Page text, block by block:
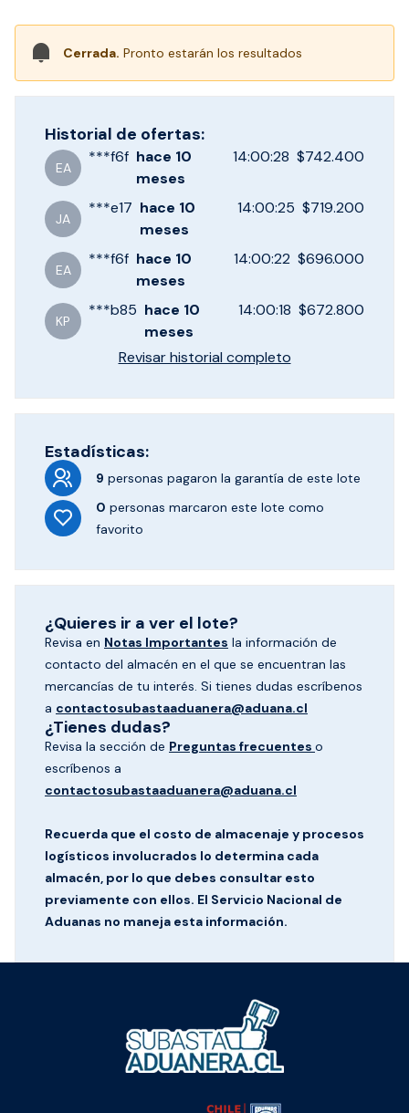
Cerrada. Pronto estarán los resultados
Historial de ofertas:
EA
***f6f hace 10
meses
14:00:28 $742.400
JA
***e17 hace 10
meses
14:00:25 $719.200
EA
***f6f hace 10
meses
14:00:22 $696.000
KP
***b85 hace 10
meses
14:00:18 $672.800
Revisar historial completo
Estadísticas:
9 personas pagaron la garantía de este lote
0 personas marcaron este lote como
favorito
¿Quieres ir a ver el lote?
Revisa en Notas Importantes la información de
contacto del almacén en el que se encuentran las
mercancías de tu interés. Si tienes dudas escríbenos
a contactosubastaaduanera@aduana.cl
¿Tienes dudas?
Revisa la sección de Preguntas frecuentes o
escríbenos a
contactosubastaaduanera@aduana.cl
Recuerda que el costo de almacenaje y procesos
logísticos involucrados lo determina cada
almacén, por lo que debes consultar esto
previamente con ellos. El Servicio Nacional de
Aduanas no maneja esta información.